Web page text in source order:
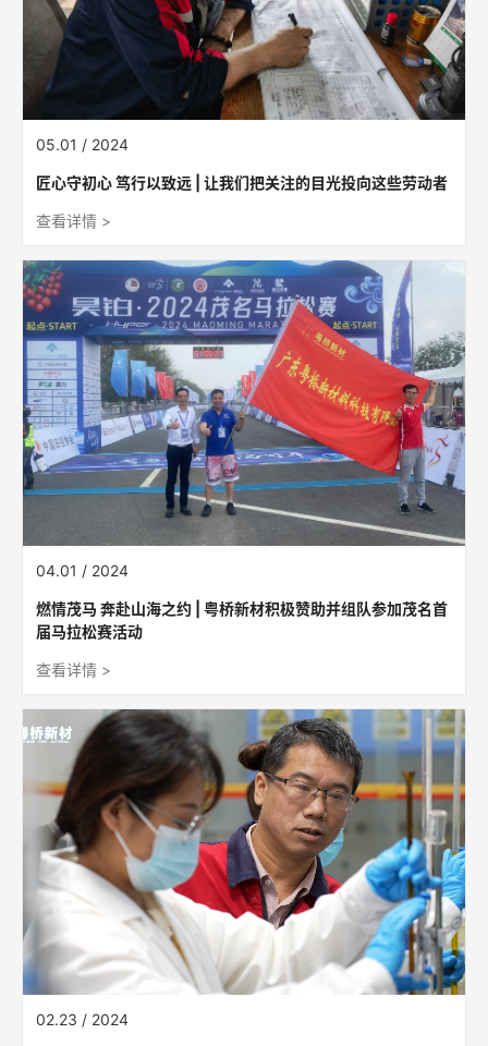
05.01 / 2024
匠心守初心 笃行以致远 | 让我们把关注的目光投向这些劳动者
查看详情 >
04.01 / 2024
燃情茂马 奔赴山海之约 | 粤桥新材积极赞助并组队参加茂名首
届马拉松赛活动
查看详情 >
02.23 / 2024